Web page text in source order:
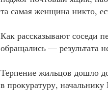
та самая женщина никто,
Как рассказывают соседи
обращались — результата
Терпение жильцов дошло
в прокуратуру,